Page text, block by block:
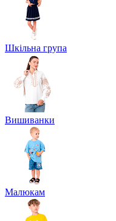
Шкільна група
Вишиванки
Малюкам